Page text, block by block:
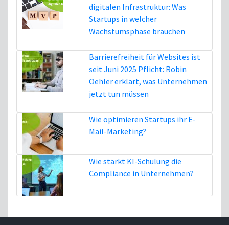
digitalen Infrastruktur: Was
Startups in welcher
Wachstumsphase brauchen
Barrierefreiheit für Websites ist
seit Juni 2025 Pflicht: Robin
Oehler erklärt, was Unternehmen
jetzt tun müssen
Wie optimieren Startups ihr E-
Mail-Marketing?
Wie stärkt KI-Schulung die
Compliance in Unternehmen?